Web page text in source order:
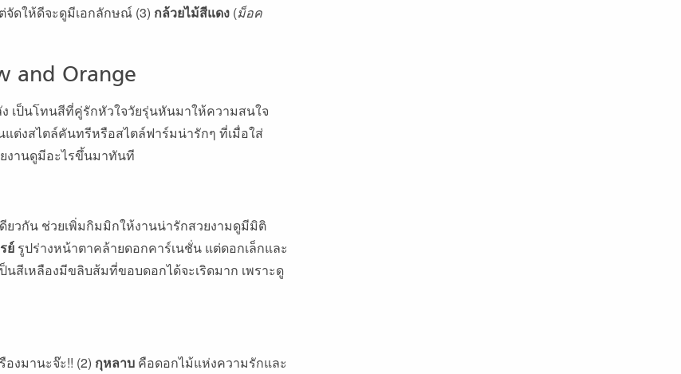
จัดให้ดีจะดูมีเอกลักษณ์ (3) กล้วยไม้สีแดง (ม็อค
and Orange
เป็นโทนสีที่คู่รักหัวใจวัยรุ่นหันมาให้ความสนใจ
ต่งสไตล์คันทรีหรือสไตล์ฟาร์มน่ารักๆ ที่เมื่อใส่
งานดูมีอะไรขึ้นมาทันที
ยวกัน ช่วยเพิ่มกิมมิกให้งานน่ารักสวยงามดูมีมิติ
ย์ รูปร่างหน้าตาคล้ายดอกคาร์เนชั่น แต่ดอกเล็กและ
สีเหลืองมีขลิบส้มที่ขอบดอกได้จะเริดมาก เพราะดู
องมานะจ๊ะ!! (2) กุหลาบ คือดอกไม้แห่งความรักและ